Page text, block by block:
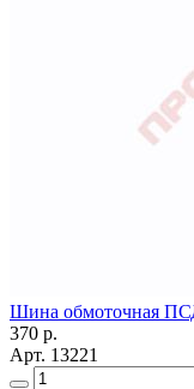
Шина обмоточная
370 р.
Арт. 13221